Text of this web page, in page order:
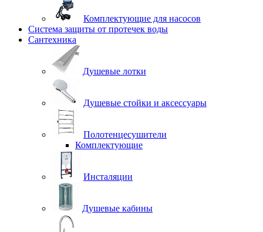
Комплектующие для насосов
Система защиты от протечек воды
Сантехника
Душевые лотки
Душевые стойки и аксессуары
Полотенцесушители
Комплектующие
Инсталяции
Душевые кабины